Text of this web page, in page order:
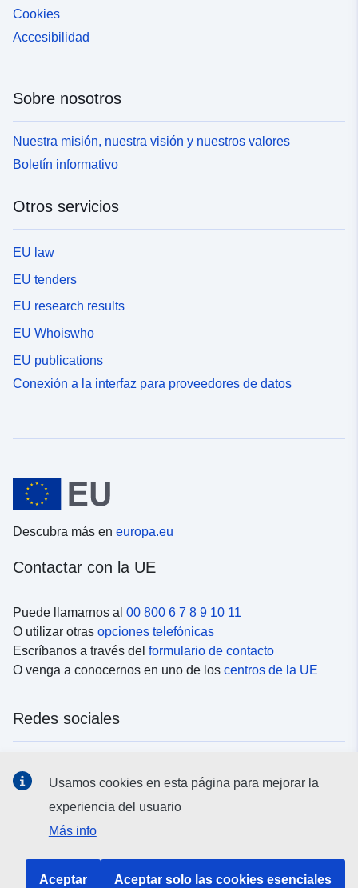
Cookies
Accesibilidad
Sobre nosotros
Nuestra misión, nuestra visión y nuestros valores
Boletín informativo
Otros servicios
EU law
EU tenders
EU research results
EU Whoiswho
EU publications
Conexión a la interfaz para proveedores de datos
Descubra más en europa.eu
Contactar con la UE
Puede llamarnos al 00 800 6 7 8 9 10 11
O utilizar otras opciones telefónicas
Escríbanos a través del formulario de contacto
O venga a conocernos en uno de los centros de la UE
Redes sociales
Instituciones y organismos de la UE
Usamos cookies en esta página para mejorar la
experiencia del usuario
Más info
Aceptar Aceptar solo las cookies esenciales